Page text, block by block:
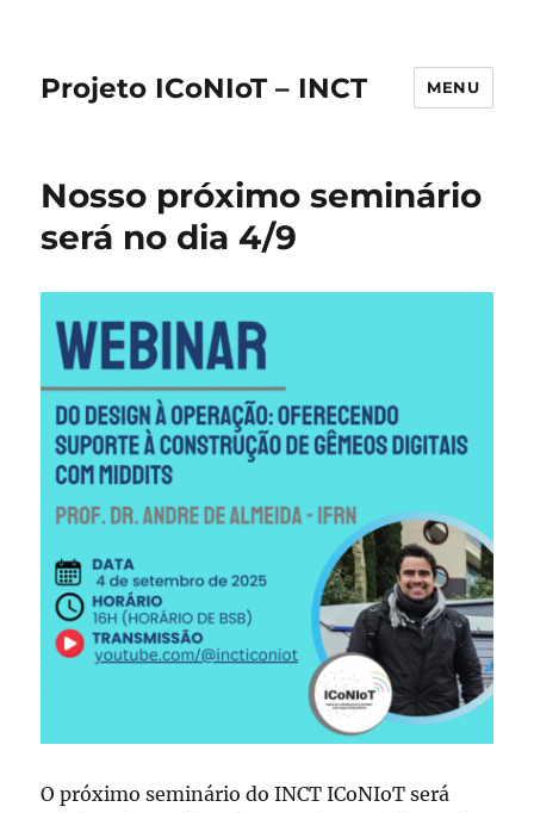
Projeto ICoNIoT – INCT MENU
Nosso próximo seminário
será no dia 4/9
O próximo seminário do INCT ICoNIoT será